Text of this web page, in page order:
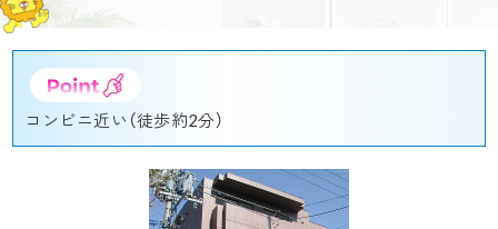
コンビニ近い（徒歩約2分）